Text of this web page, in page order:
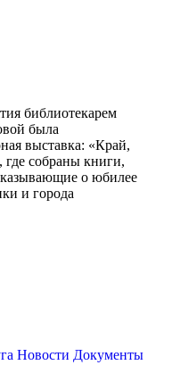
библиотекарем
была
выставка: «Край,
где собраны книги,
о юбилее
и города
Новости Документы